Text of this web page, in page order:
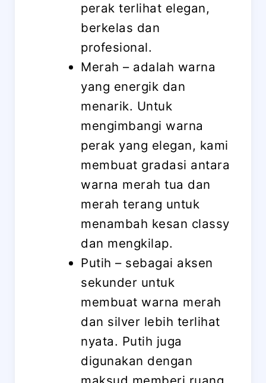
perak terlihat elegan,
berkelas dan
profesional.
Merah – adalah warna
yang energik dan
menarik. Untuk
mengimbangi warna
perak yang elegan, kami
membuat gradasi antara
warna merah tua dan
merah terang untuk
menambah kesan classy
dan mengkilap.
Putih – sebagai aksen
sekunder untuk
membuat warna merah
dan silver lebih terlihat
nyata. Putih juga
digunakan dengan